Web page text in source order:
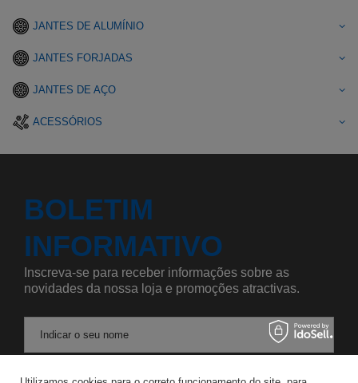
JANTES DE ALUMÍNIO
JANTES FORJADAS
JANTES DE AÇO
ACESSÓRIOS
BOLETIM
INFORMATIVO
Inscreva-se para receber informações sobre as
novidades da nossa loja e promoções atractivas.
Indicar o seu nome